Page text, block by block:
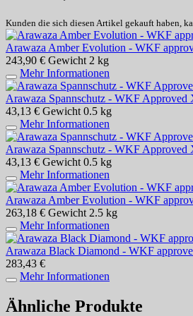
Kunden die sich diesen Artikel gekauft haben,
Arawaza Amber Evolution - WKF
243,90 € Gewicht 2 kg
Mehr Informationen
Arawaza Spannschutz - WKF Approved
43,13 € Gewicht 0.5 kg
Mehr Informationen
Arawaza Spannschutz - WKF Approved
43,13 € Gewicht 0.5 kg
Mehr Informationen
Arawaza Amber Evolution - WKF
263,18 € Gewicht 2.5 kg
Mehr Informationen
Arawaza Black Diamond - WKF
283,43 €
Mehr Informationen
Ähnliche Produkte